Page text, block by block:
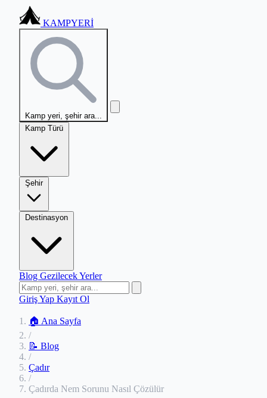
KAMPYERİ
Kamp yeri, şehir ara...
Kamp Türü
Şehir
Destinasyon
Blog Gezilecek Yerler
Giriş Yap Kayıt Ol
🏠 Ana Sayfa
/
📝 Blog
/
Çadır
/
Çadırda Nem Sorunu Nasıl Çözülür